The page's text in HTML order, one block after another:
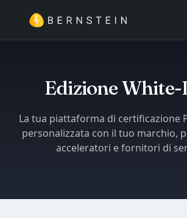
Resta in Italiano
Edizione White-
La tua piattaforma di certificazione
personalizzata con il tuo marchio,
acceleratori e fornitori di